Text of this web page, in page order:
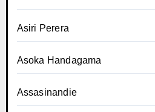
Asiri Perera
Asoka Handagama
Assasinandie